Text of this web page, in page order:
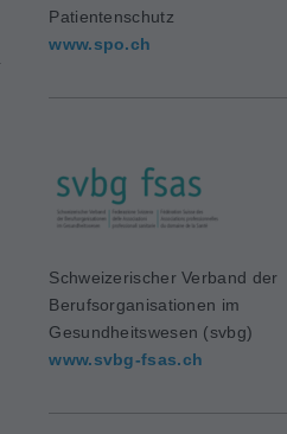
Patientenschutz
www.spo.ch
Schweizerischer Verband der
Berufsorganisationen im
Gesundheitswesen (svbg)
www.svbg-fsas.ch